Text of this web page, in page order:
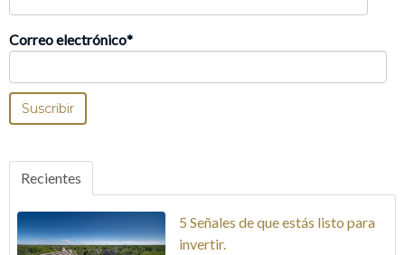
Correo electrónico*
Recientes
5 Señales de que estás listo para
invertir.